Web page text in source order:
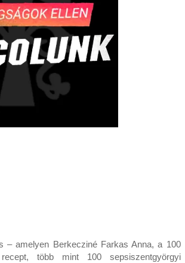
– amelyen Berkecziné Farkas Anna, a 100
recept, több mint 100 sepsiszentgyörgyi